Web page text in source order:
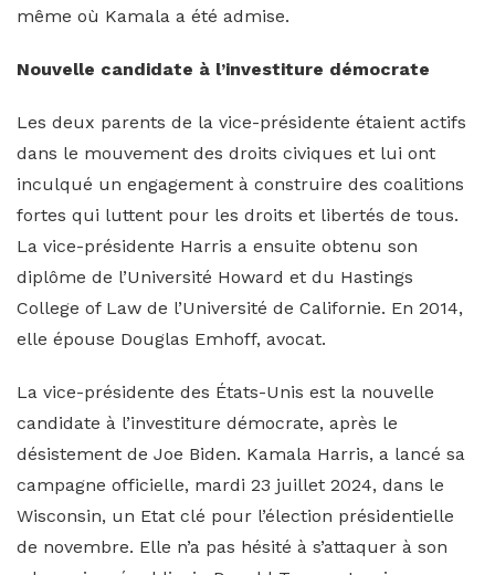
même où Kamala a été admise.
Nouvelle candidate à l’investiture démocrate
Les deux parents de la vice-présidente étaient actifs
dans le mouvement des droits civiques et lui ont
inculqué un engagement à construire des coalitions
fortes qui luttent pour les droits et libertés de tous.
La vice-présidente Harris a ensuite obtenu son
diplôme de l’Université Howard et du Hastings
College of Law de l’Université de Californie. En 2014,
elle épouse Douglas Emhoff, avocat.
La vice-présidente des États-Unis est la nouvelle
candidate à l’investiture démocrate, après le
désistement de Joe Biden. Kamala Harris, a lancé sa
campagne officielle, mardi 23 juillet 2024, dans le
Wisconsin, un Etat clé pour l’élection présidentielle
de novembre. Elle n’a pas hésité à s’attaquer à son